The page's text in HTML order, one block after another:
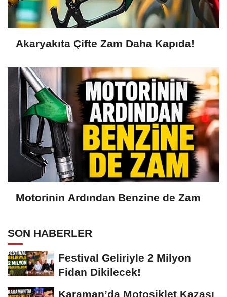
Akaryakıta Çifte Zam Daha Kapıda!
Motorinin Ardından Benzine de Zam
SON HABERLER
Festival Geliriyle 2 Milyon
Fidan Dikilecek!
Karaman’da Motosiklet Kazası